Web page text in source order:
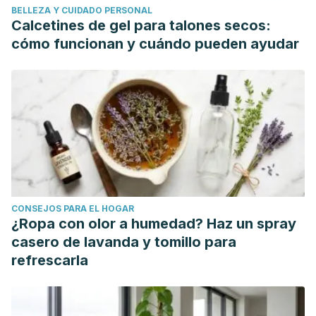
Tinnermann, A., Geuter, S., Sprenger, C., Finsterbusch, J., &
Büchel, C. (2017). Interactions between brain and spinal
cord mediate value effects in nocebo hyperalgesia.
Science, 358(6359), 105–108.
https://doi.org/10.1126/science.aan1221
El efecto nocebo en la consulta | Fundación Dr. Antoni
Esteve. (n.d.). Retrieved May 5, 2020, from
https://www.esteve.org/otras-sugerencias/escepticemia-
doing_wp_cron=1588670370.7024960517883300781250
Enck, Paul, Fabrizio Benedetti, and Manfred Schedlowski.
"New insights into the placebo and nocebo
responses."
59.2 (2008): 195-206.
BELLEZA Y CUIDADO PERSONAL
Calcetines de gel para talones secos:
cómo funcionan y cuándo pueden ayudar
CONSEJOS PARA EL HOGAR
¿Ropa con olor a humedad? Haz un spray
casero de lavanda y tomillo para
refrescarla